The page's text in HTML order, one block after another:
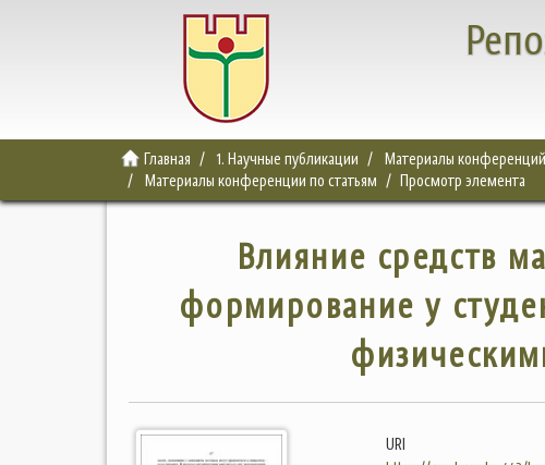
Главная 1. Научные публикации Материалы
Материалы конференции по статьям
Просмотр элемента
Влияние средств
формирование у
URI